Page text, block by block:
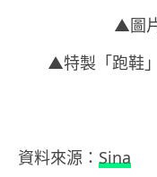
▲圖
▲特製「跑鞋
資料來源： Sina